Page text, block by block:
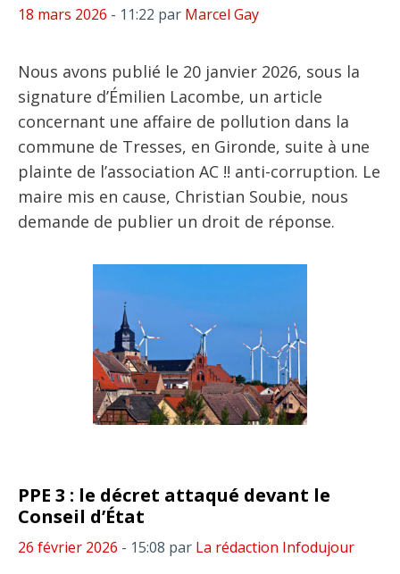
18 mars 2026 - 11:22 par Marcel Gay
Nous avons publié le 20 janvier 2026, sous la
signature d’Émilien Lacombe, un article
concernant une affaire de pollution dans la
commune de Tresses, en Gironde, suite à une
plainte de l’association AC !! anti-corruption. Le
maire mis en cause, Christian Soubie, nous
demande de publier un droit de réponse.
PPE 3 : le décret attaqué devant le
Conseil d’État
26 février 2026 - 15:08 par La rédaction Infodujour